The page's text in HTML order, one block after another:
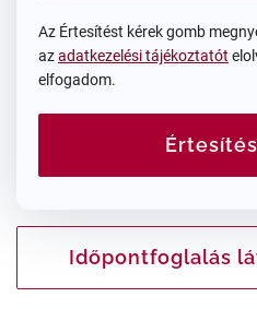
Az Értesítést kérek gomb
azadatkezelési tájékoztatót
elfogadom.
Időpontfoglalás